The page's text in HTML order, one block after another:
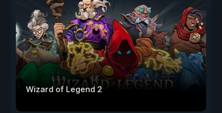
Wizard of Legend 2